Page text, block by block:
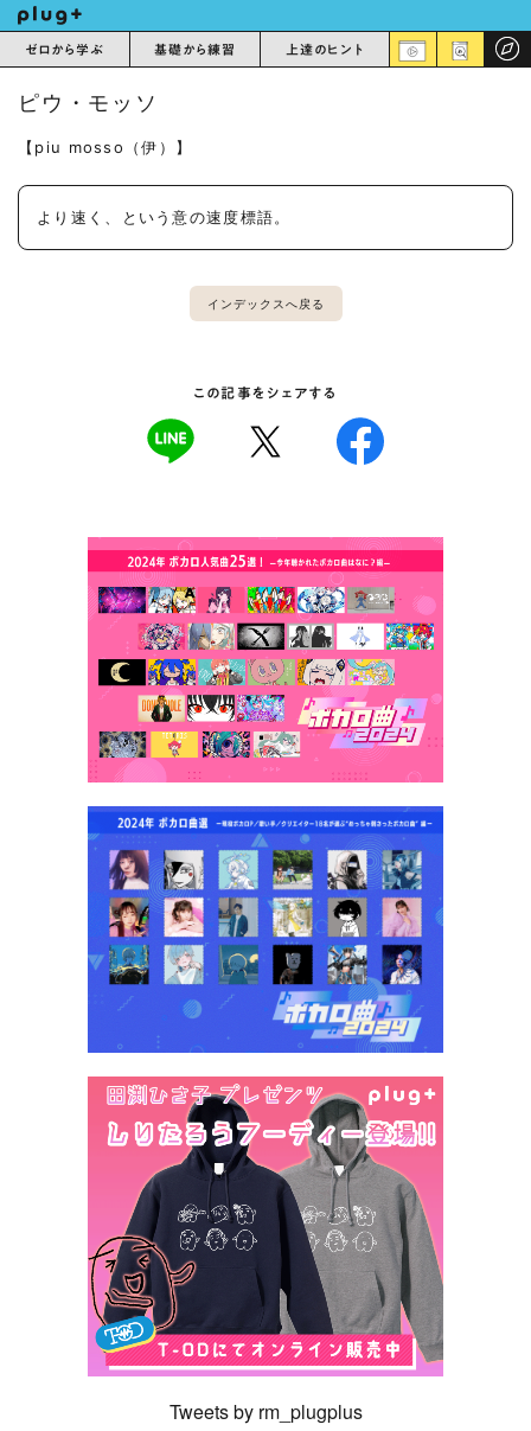
ゼロから学ぶ 基礎から練習 上達のヒント
ピウ・モッソ
【piu mosso（伊）】
より速く、という意の速度標語。
インデックスへ戻る
この記事をシェアする
Tweets by rm_plugplus